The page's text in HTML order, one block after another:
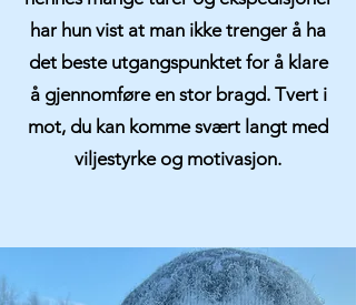
har hun vist at man ikke trenger å ha
det beste utgangspunktet for å klare
å gjennomføre en stor bragd. Tvert i
mot, du kan komme svært langt med
viljestyrke og motivasjon.